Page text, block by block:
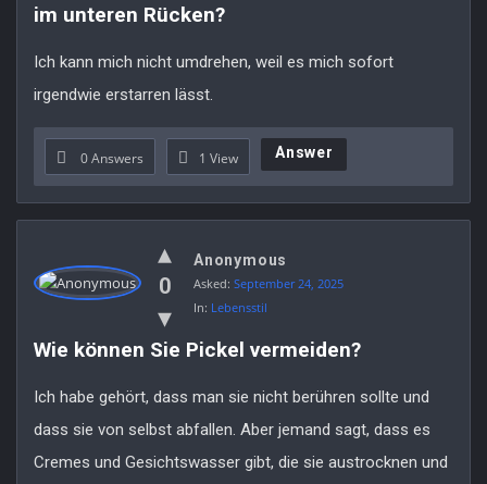
im unteren Rücken?
Ich kann mich nicht umdrehen, weil es mich sofort
irgendwie erstarren lässt.
0 Answers 1 View Answer
0
Anonymous
Asked: September 24, 2025
In: Lebensstil
Wie können Sie Pickel vermeiden?
Ich habe gehört, dass man sie nicht berühren sollte und
dass sie von selbst abfallen. Aber jemand sagt, dass es
Cremes und Gesichtswasser gibt, die sie austrocknen und